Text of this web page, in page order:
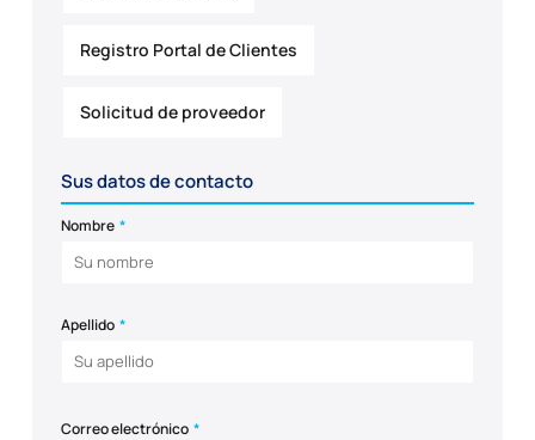
Registro Portal de Clientes
Solicitud de proveedor
Sus datos de contacto
Nombre *
Apellido *
Correo electrónico *